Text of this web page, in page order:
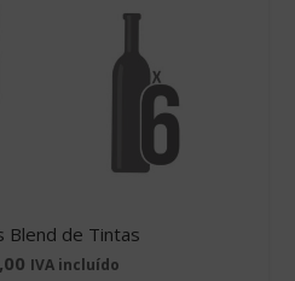
Blend de Tintas
IVA incluído